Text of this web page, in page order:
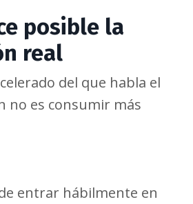
posible la
real
del que habla el
no es consumir más
entrar hábilmente en